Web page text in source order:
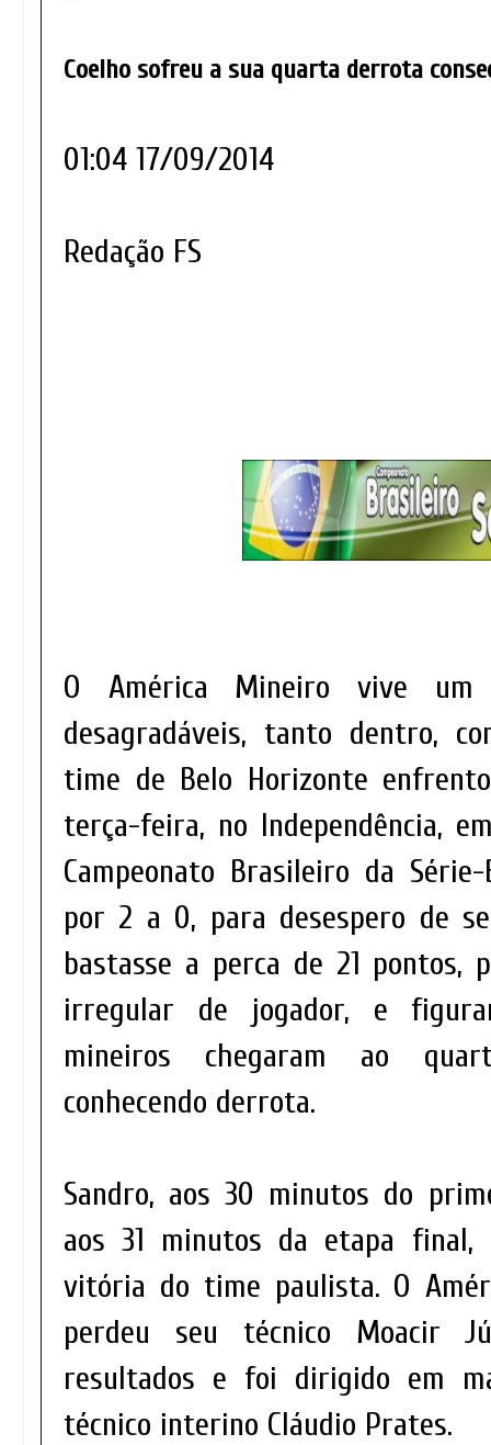
Coelho sofreu a sua quarta derrota
01:04 17/09/2014
Redação FS
O América Mineiro vive um
desagradáveis, tanto dentro,
time de Belo Horizonte
terça-feira, no Independência,
Campeonato Brasileiro da
por 2 a 0, para desespero de
bastasse a perca de 21 pontos,
irregular de jogador, e
mineiros chegaram ao
conhecendo derrota.
Sandro, aos 30 minutos do
aos 31 minutos da etapa final,
vitória do time paulista. O
perdeu seu técnico Moacir
resultados e foi dirigido em
técnico interino Cláudio Prates.